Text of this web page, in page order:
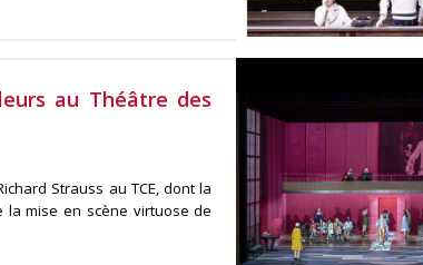
au Théâtre des
Strauss au TCE, dont la
la mise en scène virtuose de